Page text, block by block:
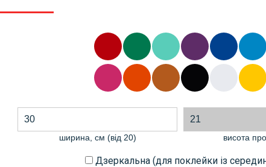
ширина, см (від 20) висота
Дзеркальна (для поклейки із